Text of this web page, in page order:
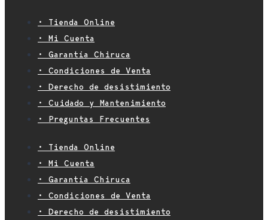
• Tienda Online
• Mi Cuenta
• Garantía Chiruca
• Condiciones de Venta
• Derecho de desistimiento
• Cuidado y Mantenimiento
• Preguntas Frecuentes
• Tienda Online
• Mi Cuenta
• Garantía Chiruca
• Condiciones de Venta
• Derecho de desistimiento